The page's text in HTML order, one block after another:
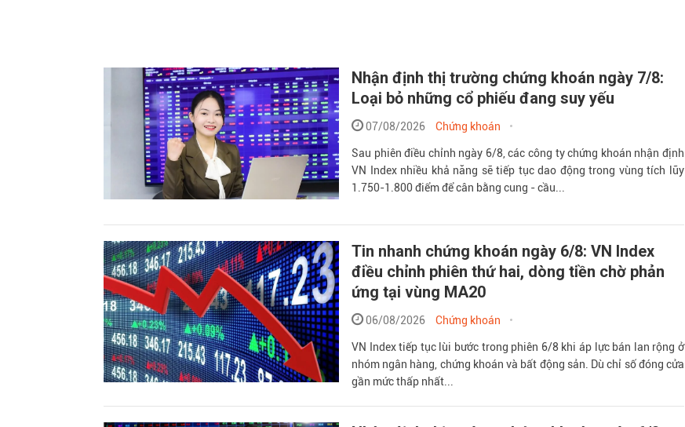
Nhận định thị trường chứng khoán ngày 7/8:
Loại bỏ những cổ phiếu đang suy yếu
07/08/2026 Chứng khoán
Sau phiên điều chỉnh ngày 6/8, các công ty chứng khoán nhận định
VN Index nhiều khả năng sẽ tiếp tục dao động trong vùng tích lũy
1.750-1.800 điểm để cân bằng cung - cầu...
Tin nhanh chứng khoán ngày 6/8: VN Index
điều chỉnh phiên thứ hai, dòng tiền chờ phản
ứng tại vùng MA20
06/08/2026 Chứng khoán
VN Index tiếp tục lùi bước trong phiên 6/8 khi áp lực bán lan rộng ở
nhóm ngân hàng, chứng khoán và bất động sản. Dù chỉ số đóng cửa
gần mức thấp nhất...